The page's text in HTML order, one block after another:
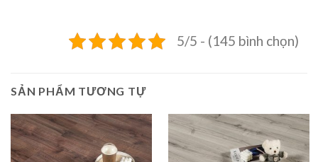
5/5 - (145 bình chọn)
SẢN PHẨM TƯƠNG TỰ